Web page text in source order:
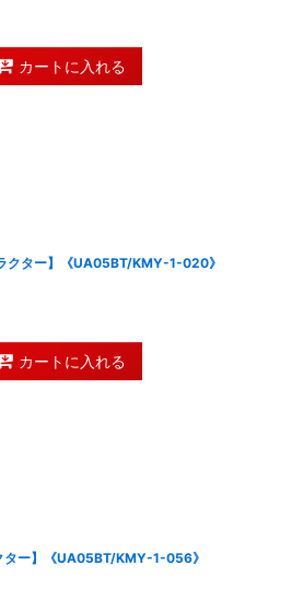
カートに入れる
クター】《UA05BT/KMY-1-020》
カートに入れる
ター】《UA05BT/KMY-1-056》